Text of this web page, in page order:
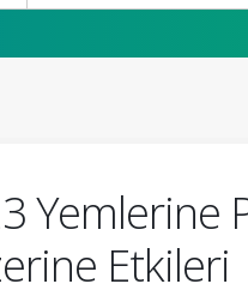
Yemlerine
Etkileri